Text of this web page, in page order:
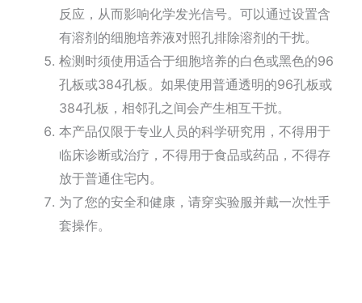
反应，从而影响化学发光信号。可以通过设置含
有溶剂的细胞培养液对照孔排除溶剂的干扰。
检测时须使用适合于细胞培养的白色或黑色的96
孔板或384孔板。如果使用普通透明的96孔板或
384孔板，相邻孔之间会产生相互干扰。
本产品仅限于专业人员的科学研究用，不得用于
临床诊断或治疗，不得用于食品或药品，不得存
放于普通住宅内。
为了您的安全和健康，请穿实验服并戴一次性手
套操作。